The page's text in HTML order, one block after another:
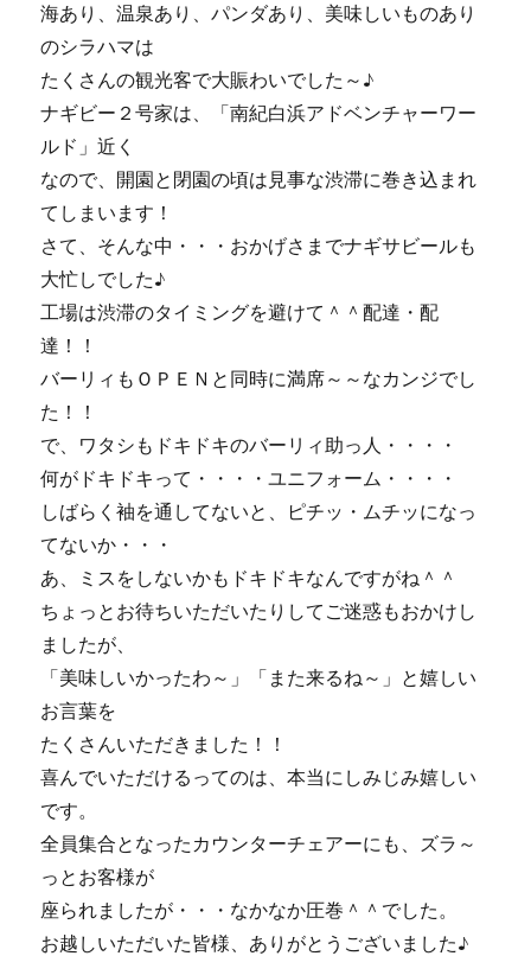
ち
に
海あり、温泉あり、パンダあり、美味しいものあり
のシラハマは
たくさんの観光客で大賑わいでした～♪
ナギビー２号家は、「南紀白浜アドベンチャーワー
ルド」近く
なので、開園と閉園の頃は見事な渋滞に巻き込まれ
てしまいます！
さて、そんな中・・・おかげさまでナギサビールも
大忙しでした♪
工場は渋滞のタイミングを避けて＾＾配達・配
達！！
バーリィもＯＰＥＮと同時に満席～～なカンジでし
た！！
で、ワタシもドキドキのバーリィ助っ人・・・・
何がドキドキって・・・・ユニフォーム・・・・
しばらく袖を通してないと、ピチッ・ムチッになっ
てないか・・・
あ、ミスをしないかもドキドキなんですがね＾＾
ちょっとお待ちいただいたりしてご迷惑もおかけし
ましたが、
「美味しいかったわ～」「また来るね～」と嬉しい
お言葉を
たくさんいただきました！！
喜んでいただけるってのは、本当にしみじみ嬉しい
です。
全員集合となったカウンターチェアーにも、ズラ～
っとお客様が
座られましたが・・・なかなか圧巻＾＾でした。
お越しいただいた皆様、ありがとうございました♪